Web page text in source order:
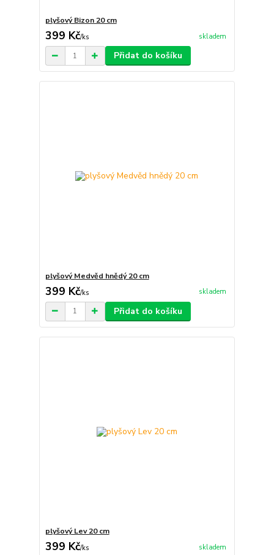
plyšový Bizon 20 cm
399 Kč/ks skladem
Přidat do košíku
plyšový Medvěd hnědý 20 cm
399 Kč/ks skladem
Přidat do košíku
plyšový Lev 20 cm
399 Kč/ks skladem